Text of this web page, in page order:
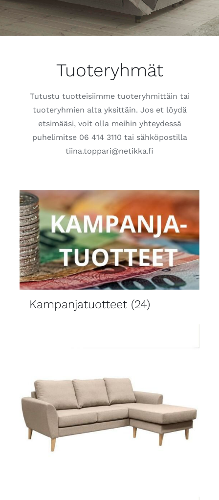
Tuoteryhmät
Tutustu tuotteisiimme tuoteryhmittäin tai
tuoteryhmien alta yksittäin. Jos et löydä
etsimääsi, voit olla meihin yhteydessä
puhelimitse 06 414 3110 tai sähköpostilla
tiina.toppari@netikka.fi
Kampanjatuotteet (24)